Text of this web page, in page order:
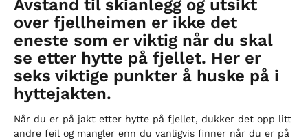
Avstand til skianlegg og utsikt
over fjellheimen er ikke det
eneste som er viktig når du skal
se etter hytte på fjellet. Her er
seks viktige punkter å huske på i
hyttejakten.
Når du er på jakt etter hytte på fjellet, dukker det opp litt
andre feil og mangler enn du vanligvis finner når du er på